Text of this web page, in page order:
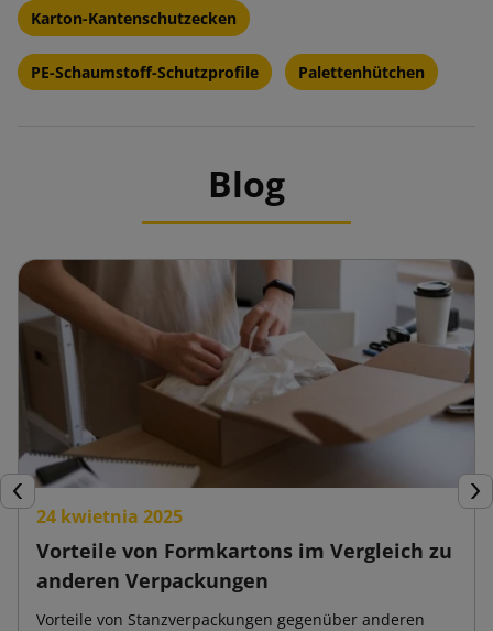
Karton-Kantenschutzecken
PE-Schaumstoff-Schutzprofile Palettenhütchen
Blog
Zurück24 kwietnia 2025
Vorteile von Formkartons im Vergleich zu
anderen Verpackungen
Vorteile von Stanzverpackungen gegenüber anderen